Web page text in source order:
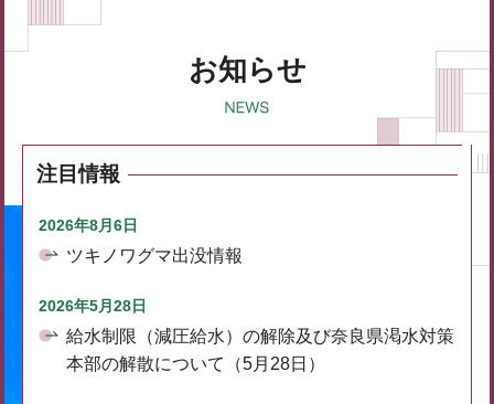
お知らせ
注目情報
2026年8月6日
ツキノワグマ出没情報
2026年5月28日
給水制限（減圧給水）の解除及び奈良県渇水対策
本部の解散について（5月28日）